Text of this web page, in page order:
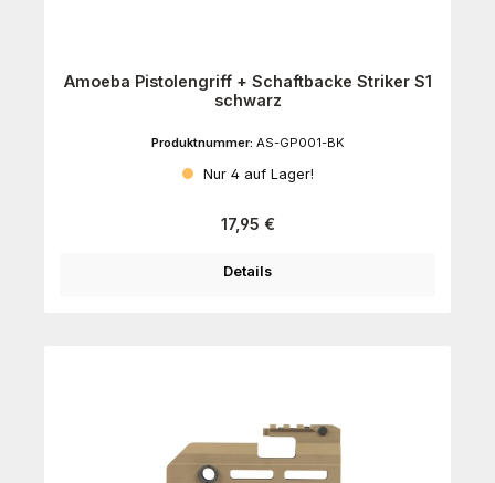
Amoeba Pistolengriff + Schaftbacke Striker S1
schwarz
Produktnummer: AS-GP001-BK
Nur 4 auf Lager!
Regulärer Preis:
17,95 €
Details